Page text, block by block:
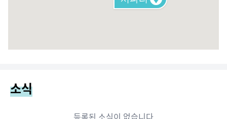
소식
등록된 소식이 없습니다